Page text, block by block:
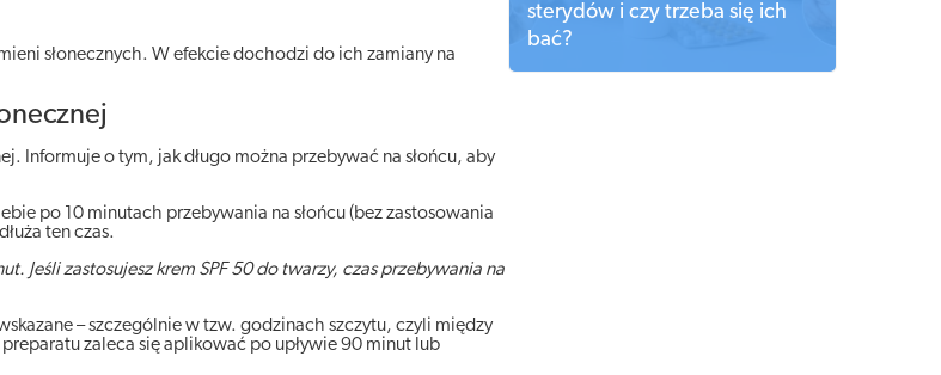
słonecznych. W efekcie dochodzi do ich zamiany na
Informuje o tym, jak długo można przebywać na słońcu, aby
po 10 minutach przebywania na słońcu (bez zastosowania
ten czas.
Jeśli zastosujesz krem SPF 50 do twarzy, czas przebywania na
– szczególnie w tzw. godzinach szczytu, czyli między
zaleca się aplikować po upływie 90 minut lub
sterydów i czy trzeba się ich
bać?